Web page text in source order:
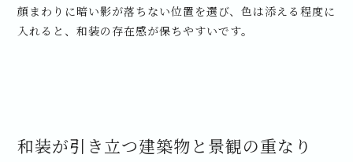
顔まわりに暗い影が落ちない位置を選び、色は添える程度に
入れると、和装の存在感が保ちやすいです。
和装が引き立つ建築物と景観の重なり